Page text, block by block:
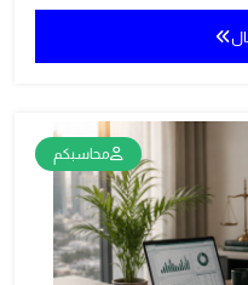
محاسبكم